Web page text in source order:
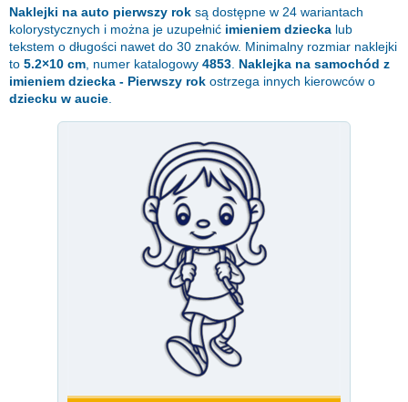
Naklejki na auto pierwszy rok są dostępne w 24 wariantach
kolorystycznych i można je uzupełnić imieniem dziecka lub
tekstem o długości nawet do 30 znaków. Minimalny rozmiar naklejki
to 5.2×10 cm , numer katalogowy 4853 Naklejka na samochód z
imieniem dziecka - Pierwszy rok ostrzega innych kierowców o
dziecku w aucie